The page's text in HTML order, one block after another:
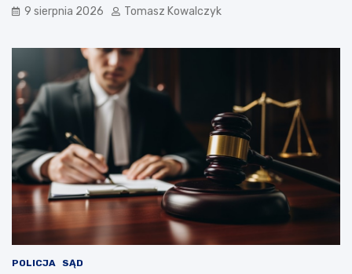
9 sierpnia 2026 Tomasz Kowalczyk
POLICJA SĄD